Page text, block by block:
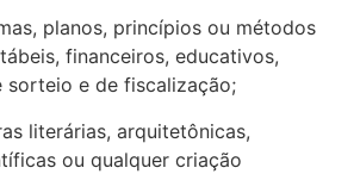
planos, princípios ou métodos
financeiros, educativos,
sorteio e de fiscalização;
literárias, arquitetônicas,
ou qualquer criação